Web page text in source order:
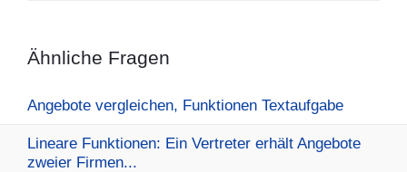
Ähnliche Fragen
Angebote vergleichen, Funktionen Textaufgabe
Lineare Funktionen: Ein Vertreter erhält Angebote
zweier Firmen...